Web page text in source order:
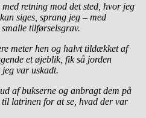
retning mod det sted, hvor jeg
siges, sprang jeg – med
tilførselsgrav.
meter hen og halvt tildækket af
et øjeblik, fik så jorden
var uskadt.
af bukserne og anbragt dem på
latrinen for at se, hvad der var